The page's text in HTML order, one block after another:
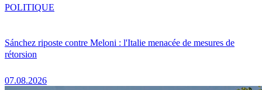
Sánchez riposte contre Meloni : l'Italie menacée de mesures de
rétorsion
07.08.2026
POLITIQUE